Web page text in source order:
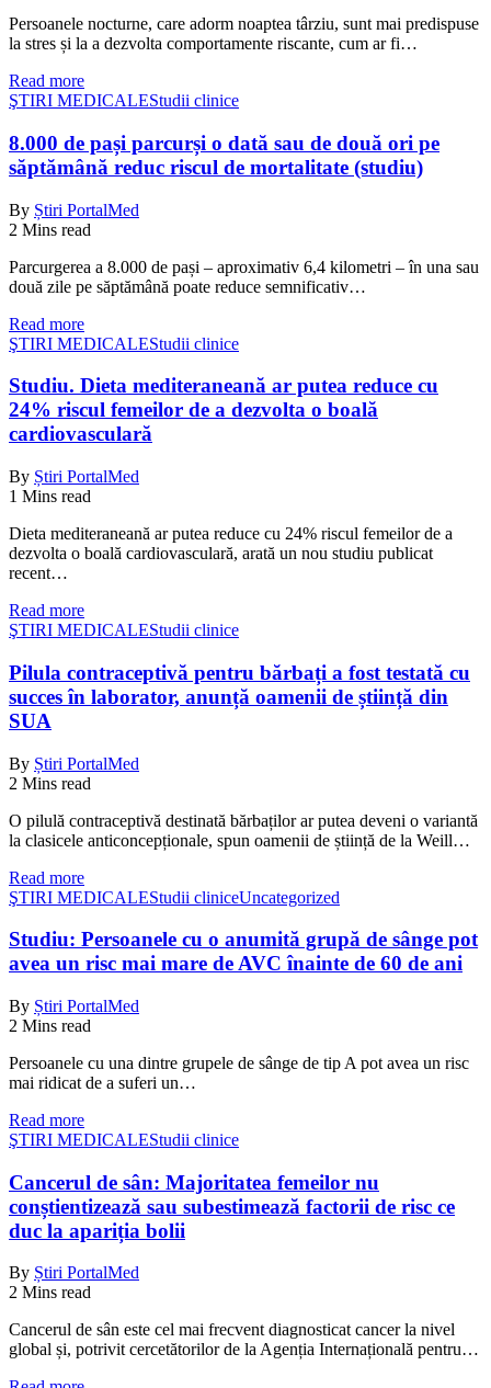
Persoanele nocturne, care adorm noaptea târziu, sunt mai predispuse
la stres și la a dezvolta comportamente riscante, cum ar fi…
Read more
ŞTIRI MEDICALEStudii clinice
8.000 de pași parcurși o dată sau de două ori pe
săptămână reduc riscul de mortalitate (studiu)
By Știri PortalMed
2 Mins read
Parcurgerea a 8.000 de pași – aproximativ 6,4 kilometri – în una sau
două zile pe săptămână poate reduce semnificativ…
Read more
ŞTIRI MEDICALEStudii clinice
Studiu. Dieta mediteraneană ar putea reduce cu
24% riscul femeilor de a dezvolta o boală
cardiovasculară
By Știri PortalMed
1 Mins read
Dieta mediteraneană ar putea reduce cu 24% riscul femeilor de a
dezvolta o boală cardiovasculară, arată un nou studiu publicat
recent…
Read more
ŞTIRI MEDICALEStudii clinice
Pilula contraceptivă pentru bărbați a fost testată cu
succes în laborator, anunță oamenii de știință din
SUA
By Știri PortalMed
2 Mins read
O pilulă contraceptivă destinată bărbaților ar putea deveni o variantă
la clasicele anticoncepționale, spun oamenii de știință de la Weill…
Read more
ŞTIRI MEDICALEStudii cliniceUncategorized
Studiu: Persoanele cu o anumită grupă de sânge pot
avea un risc mai mare de AVC înainte de 60 de ani
By Știri PortalMed
2 Mins read
Persoanele cu una dintre grupele de sânge de tip A pot avea un risc
mai ridicat de a suferi un…
Read more
ŞTIRI MEDICALEStudii clinice
Cancerul de sân: Majoritatea femeilor nu
conștientizează sau subestimează factorii de risc ce
duc la apariția bolii
By Știri PortalMed
2 Mins read
Cancerul de sân este cel mai frecvent diagnosticat cancer la nivel
global și, potrivit cercetătorilor de la Agenția Internațională pentru…